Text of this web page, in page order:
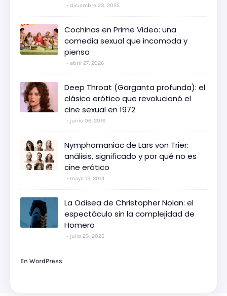
diciembre 23, 2025
Cochinas en Prime Video: una
comedia sexual que incomoda y
piensa
abril 27, 2026
Deep Throat (Garganta profunda): el
clásico erótico que revolucionó el
cine sexual en 1972
junio 06, 2016
Nymphomaniac de Lars von Trier:
análisis, significado y por qué no es
cine erótico
mayo 12, 2014
La Odisea de Christopher Nolan: el
espectáculo sin la complejidad de
Homero
julio 23, 2026
En WordPress